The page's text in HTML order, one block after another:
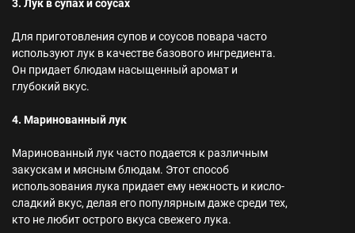
3. Лук в супах и соусах
Для приготовления супов и соусов повара часто
используют лук в качестве базового ингредиента.
Он придает блюдам насыщенный аромат и
глубокий вкус.
4. Маринованный лук
Маринованный лук часто подается к различным
закускам и мясным блюдам. Этот способ
использования лука придает ему нежность и кисло-
сладкий вкус, делая его популярным даже среди тех,
кто не любит острого вкуса свежего лука.